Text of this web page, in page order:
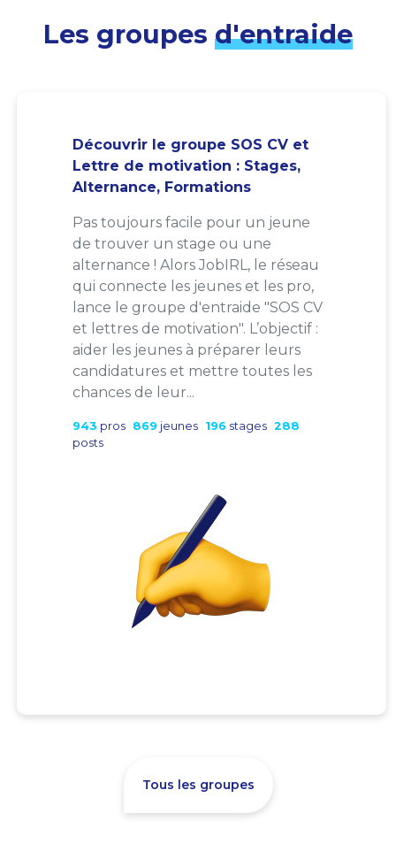
Les groupes d'entraide
Découvrir le groupe SOS CV et
Lettre de motivation : Stages,
Alternance, Formations
Pas toujours facile pour un jeune
de trouver un stage ou une
alternance ! Alors JobIRL, le réseau
qui connecte les jeunes et les pro,
lance le groupe d'entraide "SOS CV
et lettres de motivation". L’objectif :
aider les jeunes à préparer leurs
candidatures et mettre toutes les
chances de leur...
943 pros 869 jeunes 196 stages 288
posts
Tous les groupes